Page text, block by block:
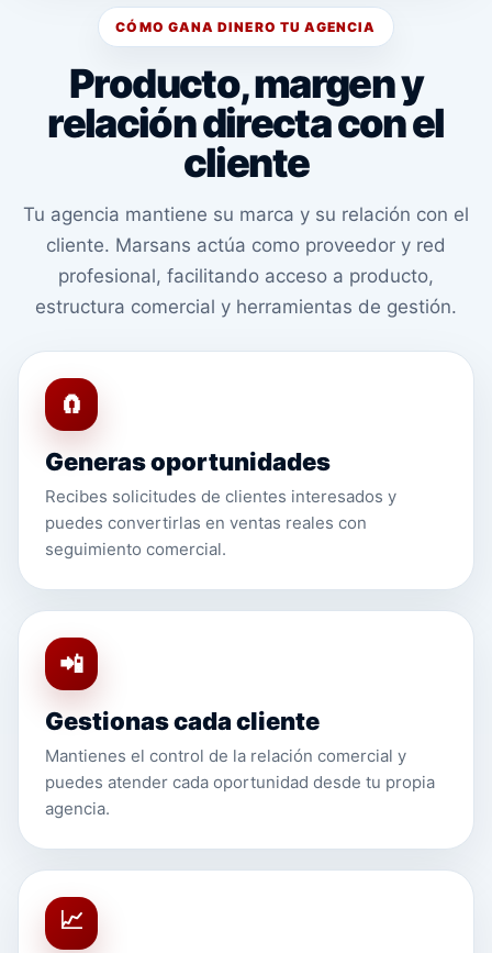
CÓMO GANA DINERO TU AGENCIA
Producto, margen y
relación directa con el
cliente
Tu agencia mantiene su marca y su relación con el
cliente. Marsans actúa como proveedor y red
profesional, facilitando acceso a producto,
estructura comercial y herramientas de gestión.
🧲
Generas oportunidades
Recibes solicitudes de clientes interesados y
puedes convertirlas en ventas reales con
seguimiento comercial.
📲
Gestionas cada cliente
Mantienes el control de la relación comercial y
puedes atender cada oportunidad desde tu propia
agencia.
📈